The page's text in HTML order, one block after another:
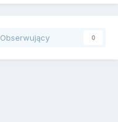
Obserwujący 0